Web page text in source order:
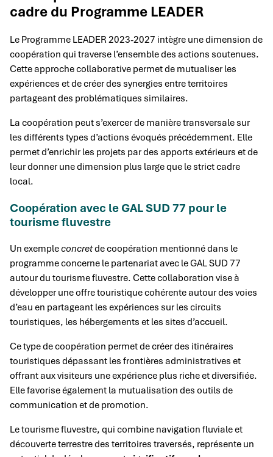
cadre du Programme LEADER
Le Programme LEADER 2023-2027 intègre une dimension de
coopération qui traverse l’ensemble des actions soutenues.
Cette approche collaborative permet de mutualiser les
expériences et de créer des synergies entre territoires
partageant des problématiques similaires.
La coopération peut s’exercer de manière transversale sur
les différents types d’actions évoqués précédemment. Elle
permet d’enrichir les projets par des apports extérieurs et de
leur donner une dimension plus large que le strict cadre
local.
Coopération avec le GAL SUD 77 pour le
tourisme fluvestre
Un exempleconcretde coopération mentionné dans le
programme concerne le partenariat avec le GAL SUD 77
autour du tourisme fluvestre. Cette collaboration vise à
développer une offre touristique cohérente autour des voies
d’eau en partageant les expériences sur les circuits
touristiques, les hébergements et les sites d’accueil.
Ce type de coopération permet de créer des itinéraires
touristiques dépassant les frontières administratives et
offrant aux visiteurs une expérience plus riche et diversifiée.
Elle favorise également la mutualisation des outils de
communication et de promotion.
Le tourisme fluvestre, qui combine navigation fluviale et
découverte terrestre des territoires traversés, représente un